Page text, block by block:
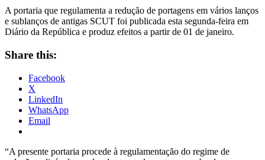
A portaria que regulamenta a redução de portagens em vários lanços
e sublanços de antigas SCUT foi publicada esta segunda-feira em
Diário da República e produz efeitos a partir de 01 de janeiro.
Share this:
Facebook
X
LinkedIn
WhatsApp
Email
“A presente portaria procede à regulamentação do regime de